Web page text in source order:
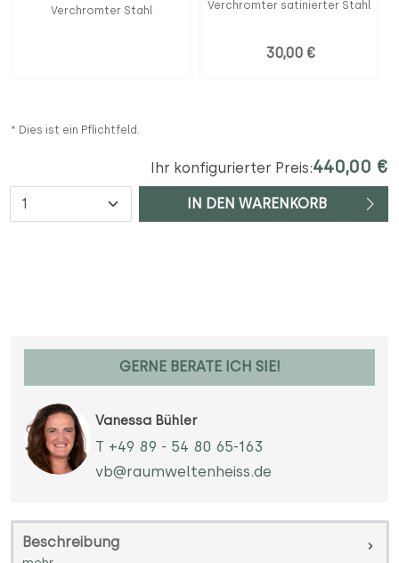
Verchromter Stahl Verchromter satinierter Stahl
30,00 €
* Dies ist ein Pflichtfeld.
Ihr konfigurierter Preis:440,00 €
Anzahl IN DEN WARENKORB
GERNE BERATE ICH SIE!
Vanessa Bühler
T +49 89 - 54 80 65-163
vb@raumweltenheiss.de
Beschreibung